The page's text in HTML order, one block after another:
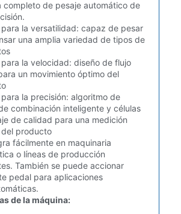
completo de pesaje automático de
para la versatilidad: capaz de pesar
una amplia variedad de tipos de
la velocidad: diseño de flujo
un movimiento óptimo del
la precisión: algoritmo de
combinación inteligente y células
de calidad para una medición
producto
fácilmente en maquinaria
o líneas de producción
También se puede accionar
pedal para aplicaciones
de la máquina: